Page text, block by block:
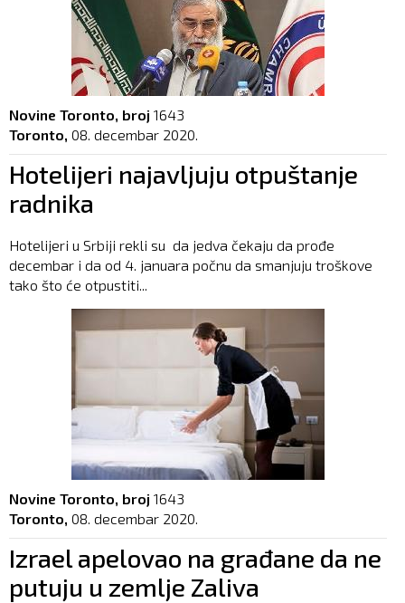
Novine Toronto, broj 1643
Toronto, 08. decembar 2020.
Hotelijeri najavljuju otpuštanje
radnika
Hotelijeri u Srbiji rekli su da jedva čekaju da prođe
decembar i da od 4. januara počnu da smanjuju troškove
tako što će otpustiti...
Novine Toronto, broj 1643
Toronto, 08. decembar 2020.
Izrael apelovao na građane da ne
putuju u zemlje Zaliva